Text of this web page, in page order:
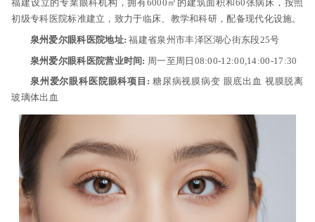
福建设立的专業眼科机构，拥有6000㎡的建筑面积和60张病床，按照
初级专科医院标准建立，致力于临床、教学和科研，配备现代化设施。
泉州爱尔眼科医院地址:福建省泉州市丰泽区湖心街东段25号
泉州爱尔眼科医院营业时间: 周一至周日08:00-12:00,14:00-17:30
泉州爱尔眼科医院眼科项目: 糖尿病视膜病变 眼底出血 视膜脱离
玻璃体出血